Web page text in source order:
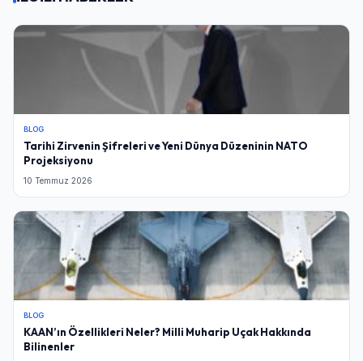
BLOG
Tarihi Zirvenin Şifreleri ve Yeni Dünya Düzeninin NATO
Projeksiyonu
10 Temmuz 2026
BLOG
KAAN’ın Özellikleri Neler? Milli Muharip Uçak Hakkında
Bilinenler